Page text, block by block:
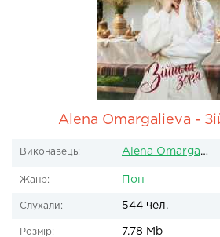
Alena Omargalieva -
Виконавець: Alena Omargalieva
Жанр: Поп
Слухали: 544 чел.
Розмір: 7.78 Mb